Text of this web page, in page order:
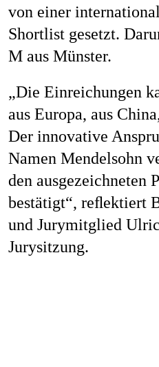
von einer
Shortlist gesetzt.
M aus Münster.
„Die Einreichungen
aus Europa, aus
Der innovative
Namen Mendelsohn
den ausgezeichneten
bestätigt“, reﬂektiert
und Jurymitglied
Jurysitzung.